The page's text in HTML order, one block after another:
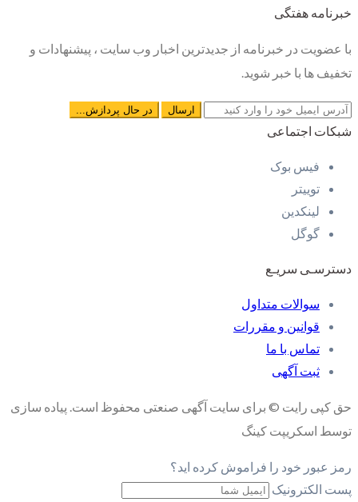
خبرنامه هفتگی
با عضویت در خبرنامه از جدیدترین اخبار وب سایت ، پیشنهادات و
تخفیف ها با خبر شوید.
شبکات اجتماعی
فیس بوک
توییتر
لینکدین
گوگل
دسترسـی سریـع
سوالات متداول
قوانین و مقررات
تماس با ما
ثبت آگهی
حق کپی رایت © برای سایت آگهی صنعتی محفوظ است. پیاده سازی
توسط اسکریپت کینگ
رمز عبور خود را فراموش کرده اید؟
پست الکترونیک